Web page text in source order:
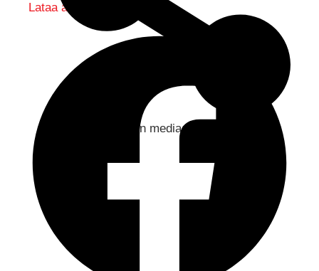
Lataa audio
Jaa sosiaaliseen mediaan